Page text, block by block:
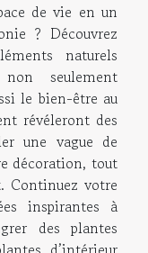
de vie en un
? Découvrez
naturels
seulement
le bien-être au
révéleront des
une vague de
décoration, tout
Continuez votre
inspirantes à
des plantes